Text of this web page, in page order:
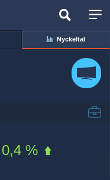
Nyckeltal
0,4 %